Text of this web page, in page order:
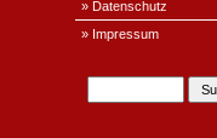
» Datenschutz
» Impressum